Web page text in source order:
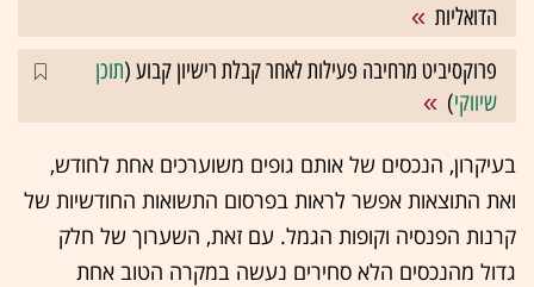
הדואליות
פרוקסיביט מרחיבה פעילות לאחר קבלת רישיון קבוע (תוכן
שיווקי)
בעיקרון, הנכסים של אותם גופים משוערכים אחת לחודש,
ואת התוצאות אפשר לראות בפרסום התשואות החודשיות של
קרנות הפנסיה וקופות הגמל. עם זאת, השערוך של חלק
גדול מהנכסים הלא סחירים נעשה במקרה הטוב אחת